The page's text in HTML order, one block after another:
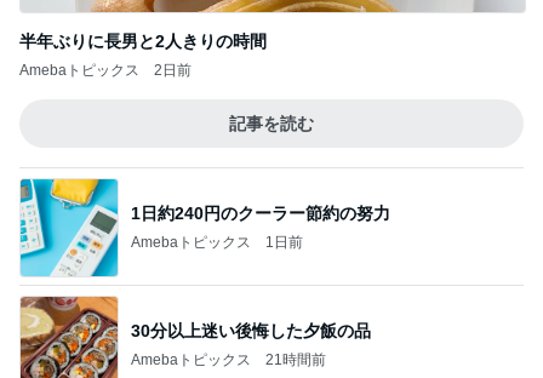
半年ぶりに長男と2人きりの時間
Amebaトピックス 2日前
記事を読む
1日約240円のクーラー節約の努力
Amebaトピックス 1日前
30分以上迷い後悔した夕飯の品
Amebaトピックス 21時間前